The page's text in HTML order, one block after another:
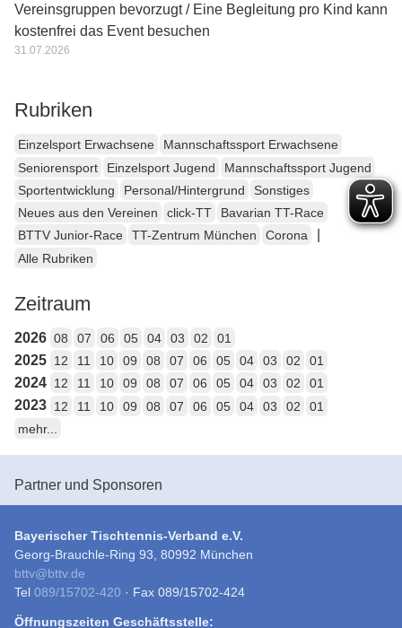
Vereinsgruppen bevorzugt / Eine Begleitung pro Kind kann
kostenfrei das Event besuchen
31.07.2026
Rubriken
Einzelsport Erwachsene
Mannschaftssport Erwachsene
Seniorensport
Einzelsport Jugend
Mannschaftssport Jugend
Sportentwicklung
Personal/Hintergrund
Sonstiges
Neues aus den Vereinen
click-TT
Bavarian TT-Race
BTTV Junior-Race
TT-Zentrum München Corona
Alle Rubriken
Zeitraum
2026 08 07 06 05 04 03 02 01
2025 12 11 10 09 08 07 06 05 04 03 02 01
2024 12 11 10 09 08 07 06 05 04 03 02 01
2023 12 11 10 09 08 07 06 05 04 03 02
01
mehr...
Partner und Sponsoren
Bayerischer Tischtennis-Verband e.V.
Georg-Brauchle-Ring 93, 80992 München
bttv@bttv.de
Tel 089/15702-420 · Fax 089/15702-424
Öffnungszeiten Geschäftsstelle: